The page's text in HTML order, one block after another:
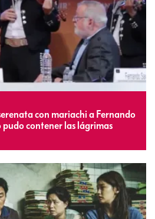
con mariachi a Fernando
pudo contener las lágrimas